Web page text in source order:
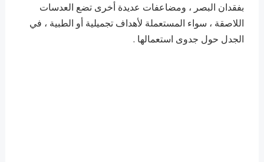
بفقدان البصر ، ومضاعفات عديدة أخرى تضع العدسات
اللاصقة ، سواء المستعملة لأهداف تجميلية أو الطبية ، في
الجدل حول جدوى استعمالها .